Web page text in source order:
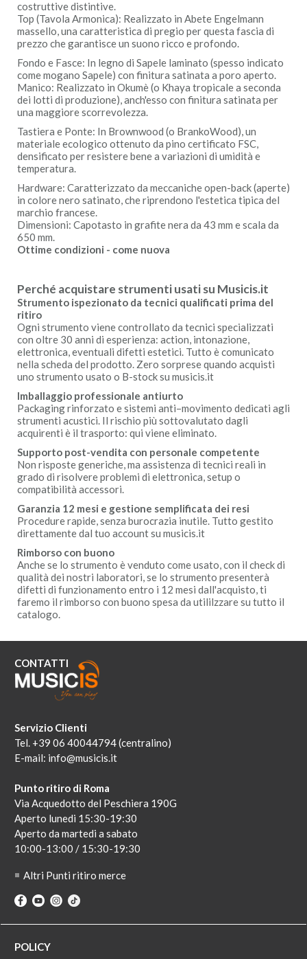
costruttive distintive.
Top (Tavola Armonica): Realizzato in Abete Engelmann
massello, una caratteristica di pregio per questa fascia di
prezzo che garantisce un suono ricco e profondo.
Fondo e Fasce: In legno di Sapele laminato (spesso indicato
come mogano Sapele) con finitura satinata a poro aperto.
Manico: Realizzato in Okumè (o Khaya tropicale a seconda
dei lotti di produzione), anch'esso con finitura satinata per
una maggiore scorrevolezza.
Tastiera e Ponte: In Brownwood (o BrankoWood), un
materiale ecologico ottenuto da pino certificato FSC,
densificato per resistere bene a variazioni di umidità e
temperatura.
Hardware: Caratterizzato da meccaniche open-back (aperte)
in colore nero satinato, che riprendono l'estetica tipica del
marchio francese.
Dimensioni: Capotasto in grafite nera da 43 mm e scala da
650 mm.
Ottime condizioni - come nuova
Perché acquistare strumenti usati su Musicis.it
Strumento ispezionato da tecnici qualificati prima del
ritiro
Ogni strumento viene controllato da tecnici specializzati
con oltre 30 anni di esperienza: action, intonazione,
elettronica, eventuali difetti estetici. Tutto è comunicato
nella scheda del prodotto. Zero sorprese quando acquisti
uno strumento usato o B-stock su musicis.it
Imballaggio professionale antiurto
Packaging rinforzato e sistemi anti–movimento dedicati agli
strumenti acustici. Il rischio più sottovalutato dagli
acquirenti è il trasporto: qui viene eliminato.
Supporto post-vendita con personale competente
Non risposte generiche, ma assistenza di tecnici reali in
grado di risolvere problemi di elettronica, setup o
compatibilità accessori.
Garanzia 12 mesi e gestione semplificata dei resi
Procedure rapide, senza burocrazia inutile. Tutto gestito
direttamente dal tuo account su musicis.it
Rimborso con buono
Anche se lo strumento è venduto come usato, con il check di
qualità dei nostri laboratori, se lo strumento presenterà
difetti di funzionamento entro i 12 mesi dall'acquisto, ti
faremo il rimborso con buono spesa da utililzzare su tutto il
catalogo.
CONTATTI
Servizio Clienti
Tel. +39 06 40044794 (centralino)
E-mail: info@musicis.it
Punto ritiro di Roma
Via Acquedotto del Peschiera 190G
Aperto lunedi 15:30-19:30
Aperto da martedi a sabato
10:00-13:00 / 15:30-19:30
Altri Punti ritiro merce
POLICY